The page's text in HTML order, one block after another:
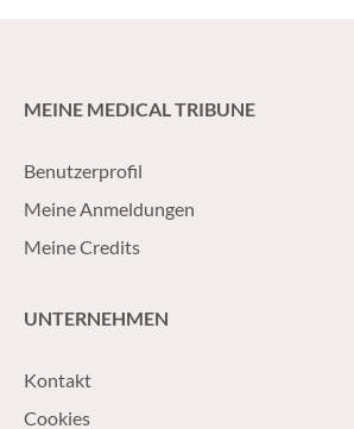
MEINE MEDICAL TRIBUNE
Benutzerprofil
Meine Anmeldungen
Meine Credits
UNTERNEHMEN
Kontakt
Cookies